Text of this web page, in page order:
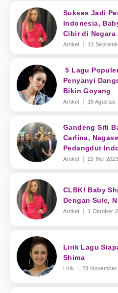
Sukses Jadi
Indonesia,
Cibir di Negara
Artikel 13
5 Lagu
Penyanyi
Bikin Goyang
Artikel 16 Agustus
Gandeng Siti
Carlina,
Pedangdut
Artikel 29 Mei 2023
CLBK! Baby
Dengan Sule,
Artikel 1 Oktober
Lirik Lagu
Shima
Lirik 23 November